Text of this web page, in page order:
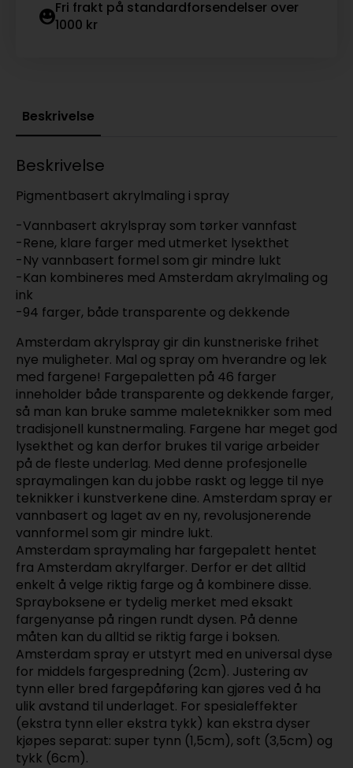
Fri frakt på standardforsendelser over
1000 kr
Beskrivelse
Beskrivelse
Pigmentbasert akrylmaling i spray
-Vannbasert akrylspray som tørker vannfast
-Rene, klare farger med utmerket lysekthet
-Ny vannbasert formel som gir mindre lukt
-Kan kombineres med Amsterdam akrylmaling og
ink
-94 farger, både transparente og dekkende
Amsterdam akrylspray gir din kunstneriske frihet
nye muligheter. Mal og spray om hverandre og lek
med fargene! Fargepaletten på 46 farger
inneholder både transparente og dekkende farger,
så man kan bruke samme maleteknikker som med
tradisjonell kunstnermaling. Fargene har meget god
lysekthet og kan derfor brukes til varige arbeider
på de fleste underlag. Med denne profesjonelle
spraymalingen kan du jobbe raskt og legge til nye
teknikker i kunstverkene dine. Amsterdam spray er
vannbasert og laget av en ny, revolusjonerende
vannformel som gir mindre lukt.
Amsterdam spraymaling har fargepalett hentet
fra Amsterdam akrylfarger. Derfor er det alltid
enkelt å velge riktig farge og å kombinere disse.
Sprayboksene er tydelig merket med eksakt
fargenyanse på ringen rundt dysen. På denne
måten kan du alltid se riktig farge i boksen.
Amsterdam spray er utstyrt med en universal dyse
for middels fargespredning (2cm). Justering av
tynn eller bred fargepåføring kan gjøres ved å ha
ulik avstand til underlaget. For spesialeffekter
(ekstra tynn eller ekstra tykk) kan ekstra dyser
kjøpes separat: super tynn (1,5cm), soft (3,5cm) og
tykk (6cm).